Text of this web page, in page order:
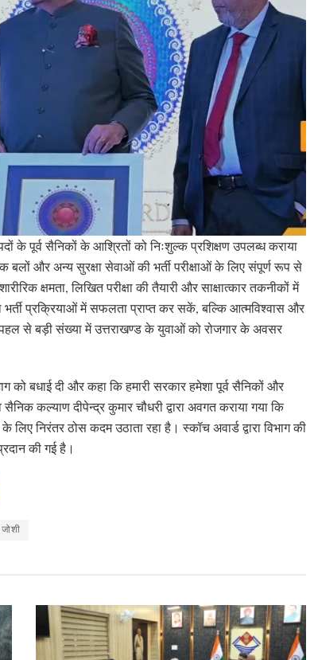
के पूर्व सैनिकों के आश्रितों को निःशुल्क प्रशिक्षण उपलब्ध कराया
बलों और अन्य सुरक्षा सेवाओं की भर्ती परीक्षाओं के लिए संपूर्ण रूप से
क्षमता, लिखित परीक्षा की तैयारी और साक्षात्कार तकनीकों में
प्रक्रियाओं में सफलता प्राप्त कर सकें, बल्कि आत्मविश्वास और
से बड़ी संख्या में उत्तराखण्ड के युवाओं को रोजगार के अवसर
को बधाई दी और कहा कि हमारी सरकार हमेशा पूर्व सैनिकों और
कल्याण दीपेन्द्र कुमार चौधरी द्वारा अवगत कराया गया कि
निरंतर ठोस कदम उठाता रहा है। स्कॉच अवार्ड द्वारा विभाग की
की गई है।